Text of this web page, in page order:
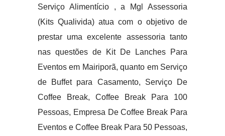
Serviço Alimentício , a Mgl Assessoria
(Kits Qualivida) atua com o objetivo de
prestar uma excelente assessoria tanto
nas questões de Kit De Lanches Para
Eventos em Mairiporã, quanto em Serviço
de Buffet para Casamento, Serviço De
Coffee Break, Coffee Break Para 100
Pessoas, Empresa De Coffee Break Para
Eventos e Coffee Break Para 50 Pessoas,